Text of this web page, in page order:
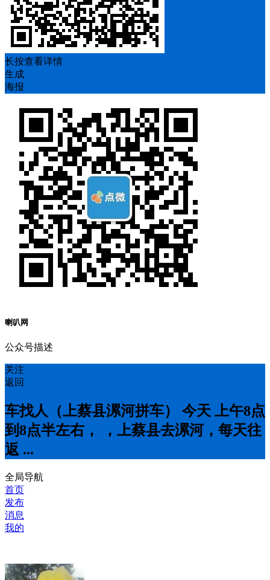
长按查看详情
生成
海报
喇叭网
公众号描述
关注
返回
车找人（上蔡县漯河拼车） 今天 上午8点
到8点半左右， ，上蔡县去漯河，每天往
返 ...
全局导航
首页
发布
消息
我的